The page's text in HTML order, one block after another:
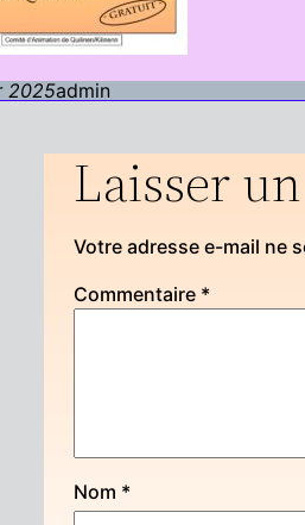
2025admin
Laisser
Votre adresse e-mail ne
Commentaire *
Nom *